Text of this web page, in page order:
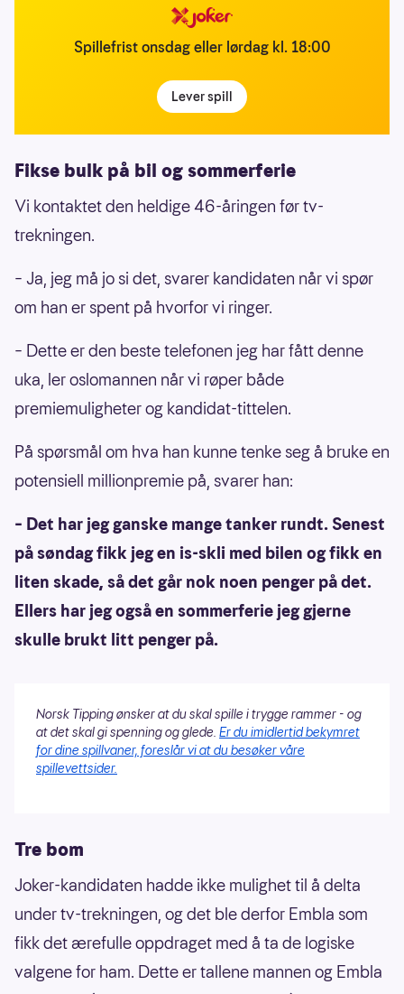
Spillefrist onsdag eller lørdag kl. 18:00
Lever spill
Fikse bulk på bil og sommerferie
Vi kontaktet den heldige 46-åringen før tv-
trekningen.
– Ja, jeg må jo si det, svarer kandidaten når vi spør
om han er spent på hvorfor vi ringer.
– Dette er den beste telefonen jeg har fått denne
uka, ler oslomannen når vi røper både
premiemuligheter og kandidat-tittelen.
På spørsmål om hva han kunne tenke seg å bruke en
potensiell millionpremie på, svarer han:
– Det har jeg ganske mange tanker rundt. Senest
på søndag fikk jeg en is-skli med bilen og fikk en
liten skade, så det går nok noen penger på det.
Ellers har jeg også en sommerferie jeg gjerne
skulle brukt litt penger på.
Norsk Tipping ønsker at du skal spille i trygge rammer - og
at det skal gi spenning og glede. Er du imidlertid bekymret
for dine spillvaner, foreslår vi at du besøker våre
spillevettsider.
Tre bom
Joker-kandidaten hadde ikke mulighet til å delta
under tv-trekningen, og det ble derfor Embla som
fikk det ærefulle oppdraget med å ta de logiske
valgene for ham. Dette er tallene mannen og Embla